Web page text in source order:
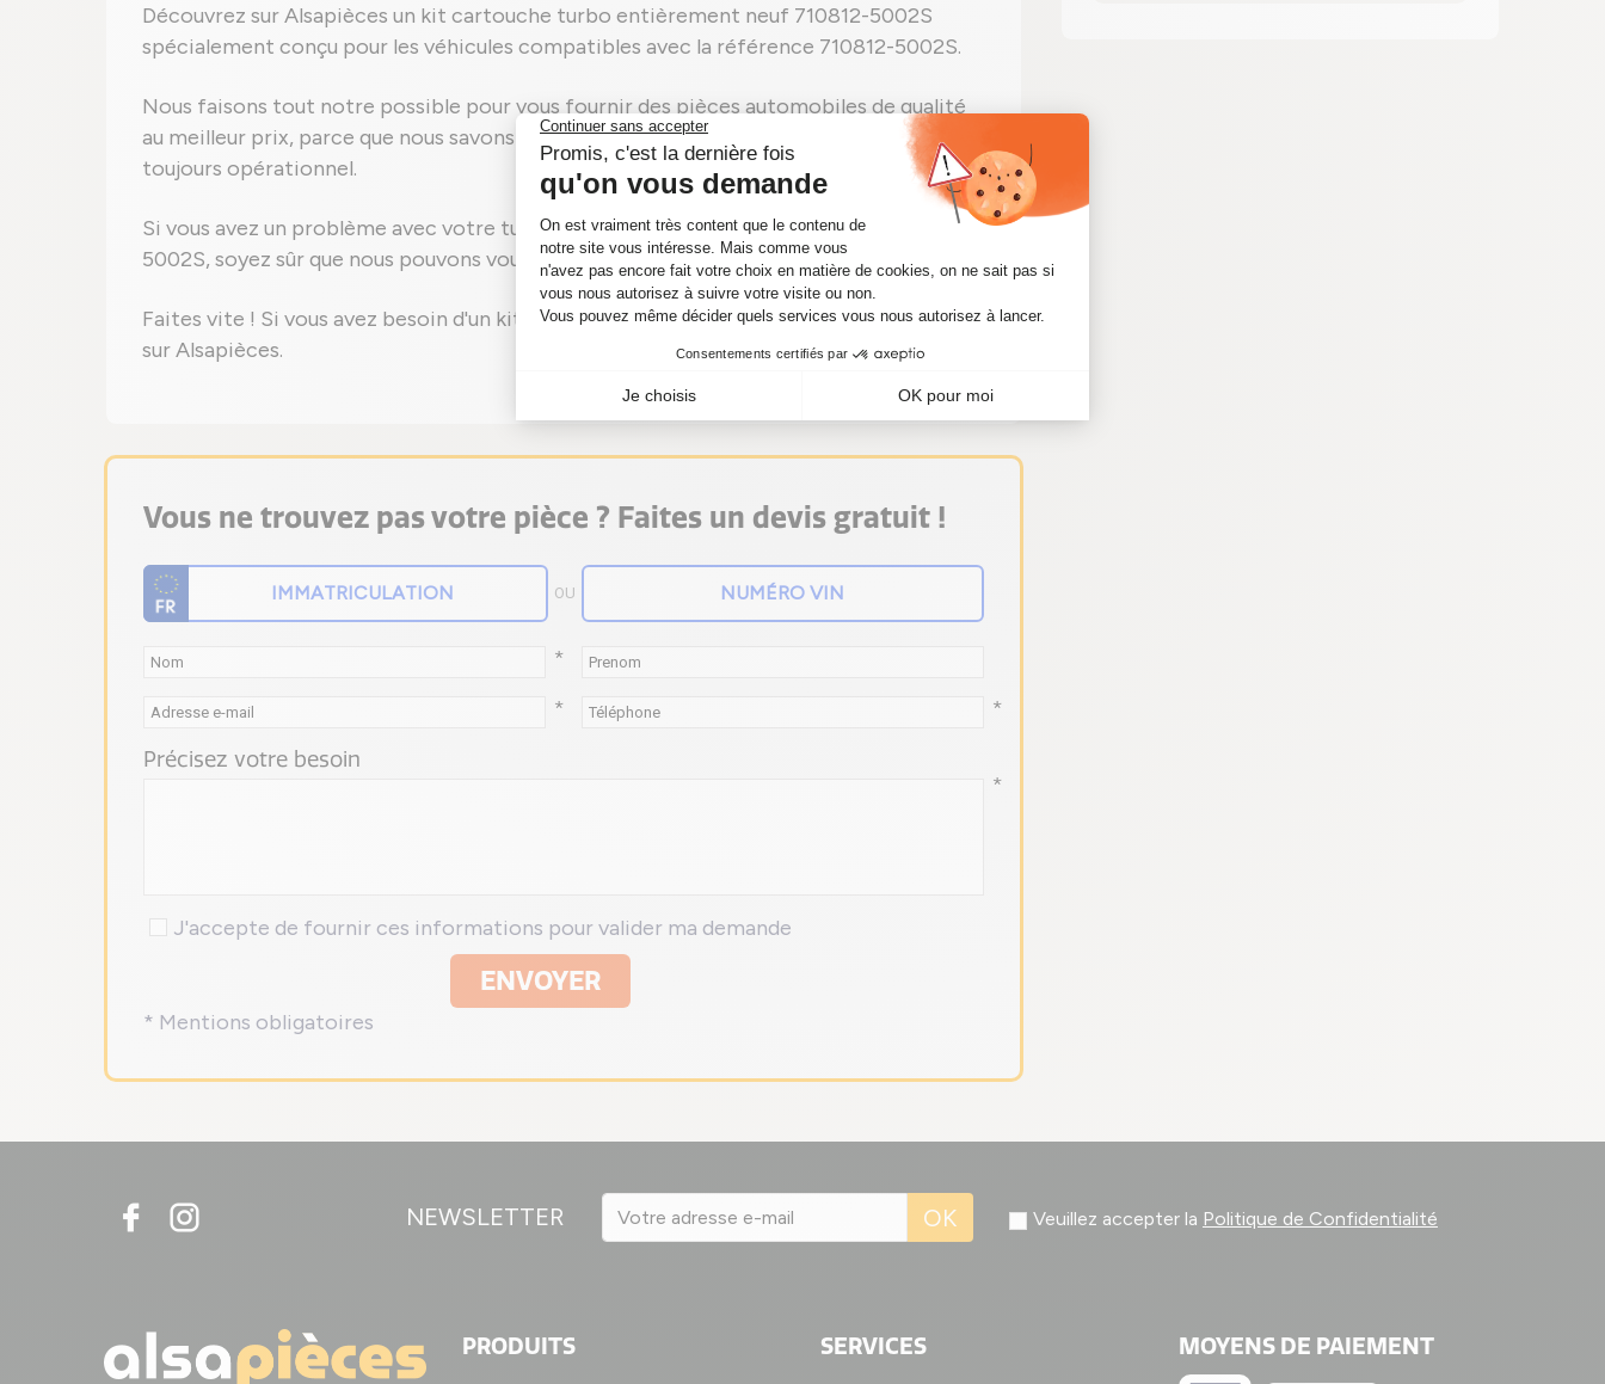
Découvrez sur Alsapièces un kit cartouche turbo entièrement neuf 710812-5002S
spécialement conçu pour les véhicules compatibles avec la référence 710812-5002S.
Nous faisons tout notre possible pour vous fournir des pièces automobiles de qualité
au meilleur prix, parce que nous savons à quel point il est important d'avoir un véhicule
toujours opérationnel.
Si vous avez un problème avec votre turbocompresseur portant la référence 710812-
5002S, soyez sûr que nous pouvons vous fournir rapidement le kit CHRA qu'il vous faut.
Faites vite ! Si vous avez besoin d'un kit CHRA 710812-5002S, achetez-le sans hésiter
sur Alsapièces.
Vous ne trouvez pas votre pièce ? Faites un devis gratuit !
OU
*
*
*
Précisez votre besoin
*
J'accepte de fournir ces informations pour valider ma demande
ENVOYER
* Mentions obligatoires
NEWSLETTER OK Veuillez accepter la Politique de Confidentialité
PRODUITS SERVICES MOYENS DE PAIEMENT